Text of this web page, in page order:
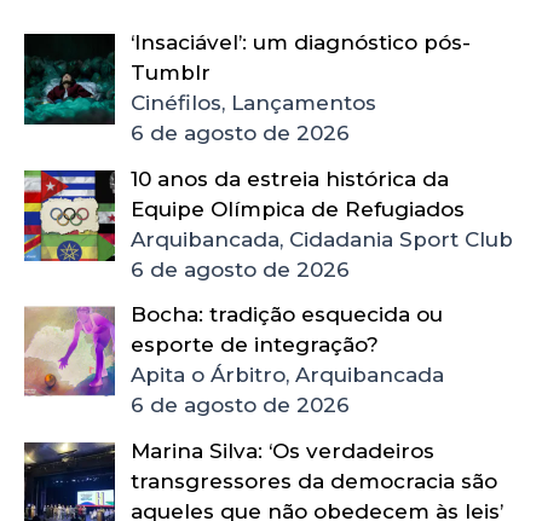
‘Insaciável’: um diagnóstico pós-
Tumblr
Cinéfilos, Lançamentos
6 de agosto de 2026
10 anos da estreia histórica da
Equipe Olímpica de Refugiados
Arquibancada, Cidadania Sport Club
6 de agosto de 2026
Bocha: tradição esquecida ou
esporte de integração?
Apita o Árbitro, Arquibancada
6 de agosto de 2026
Marina Silva: ‘Os verdadeiros
transgressores da democracia são
aqueles que não obedecem às leis’